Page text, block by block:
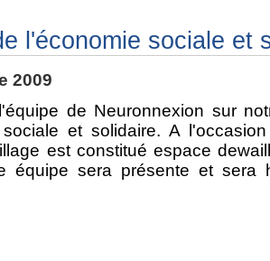
l'économie sociale et
2009
de Neuronnexion sur
sociale et solidaire. A
est constitué espace
équipe sera présente et sera